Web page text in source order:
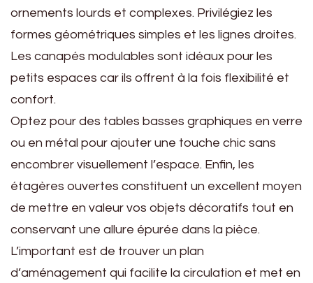
ornements lourds et complexes. Privilégiez les
formes géométriques simples et les lignes droites.
Les canapés modulables sont idéaux pour les
petits espaces car ils offrent à la fois flexibilité et
confort.
Optez pour des tables basses graphiques en verre
ou en métal pour ajouter une touche chic sans
encombrer visuellement l’espace. Enfin, les
étagères ouvertes constituent un excellent moyen
de mettre en valeur vos objets décoratifs tout en
conservant une allure épurée dans la pièce.
L’important est de trouver un plan
d’aménagement qui facilite la circulation et met en